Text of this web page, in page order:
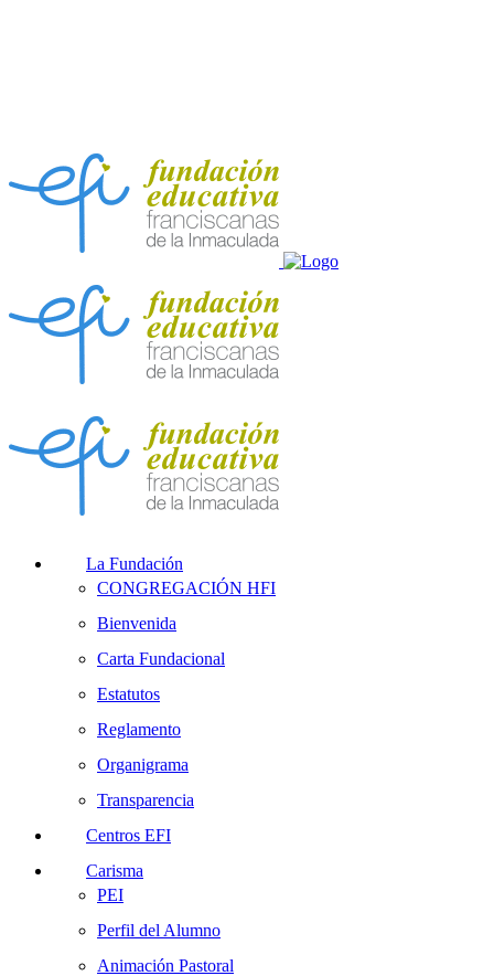
La Fundación
CONGREGACIÓN HFI
Bienvenida
Carta Fundacional
Estatutos
Reglamento
Organigrama
Transparencia
Centros EFI
Carisma
PEI
Perfil del Alumno
Animación Pastoral